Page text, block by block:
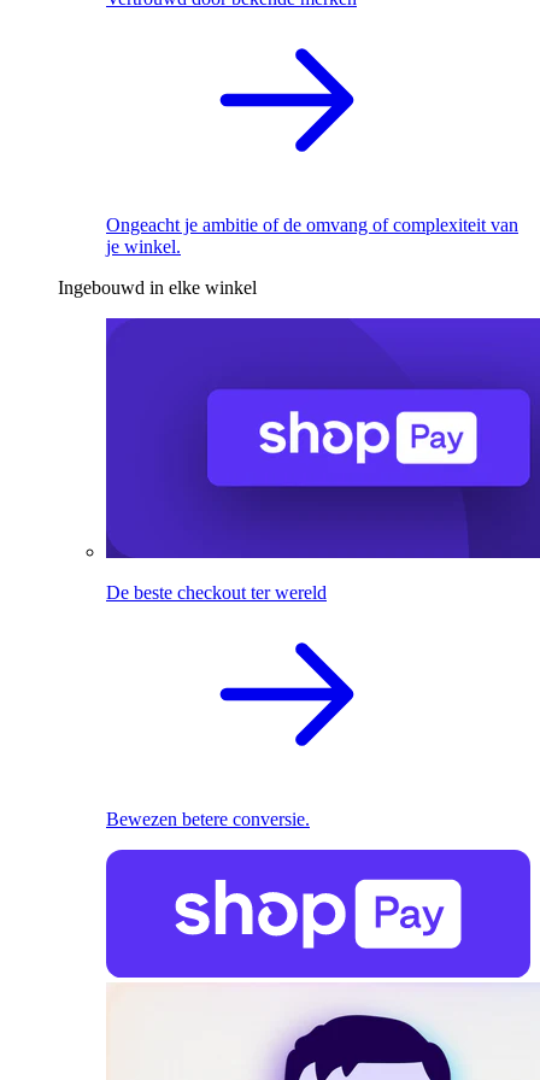
Ongeacht je ambitie of de omvang of complexiteit van
je winkel.
Ingebouwd in elke winkel
De beste checkout ter wereld
Bewezen betere conversie.